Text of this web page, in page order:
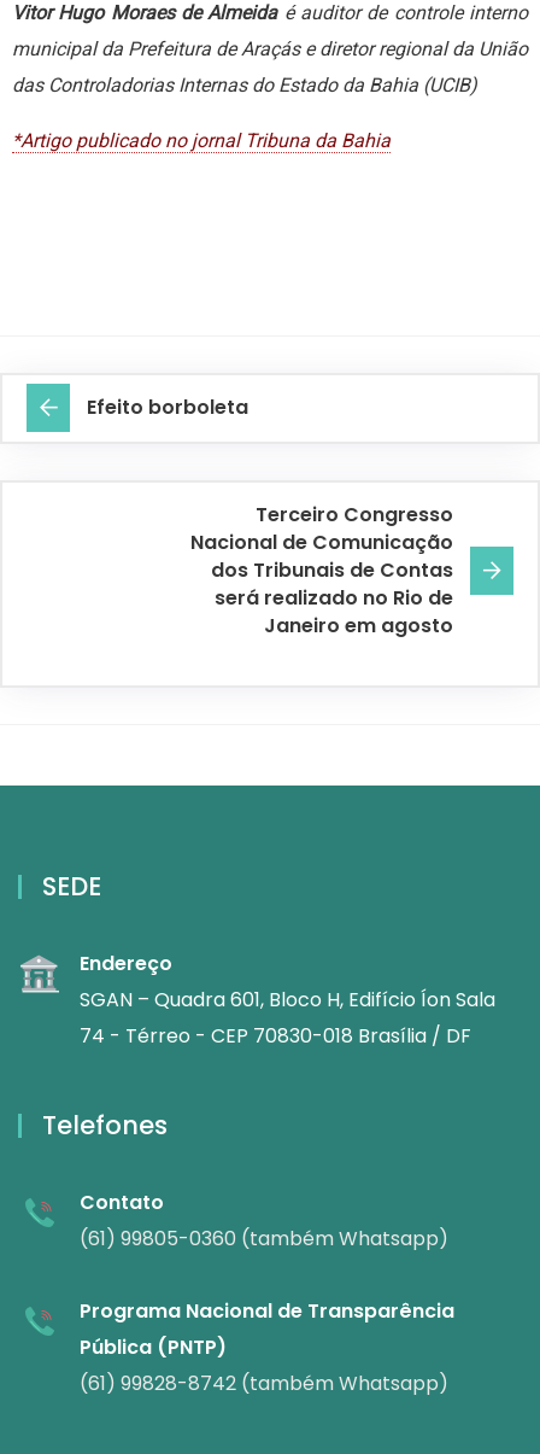
Vitor Hugo Moraes de Almeidaé auditor de controle interno
municipal da Prefeitura de Araçás e diretor regional da União
das Controladorias Internas do Estado da Bahia (UCIB)
*Artigo publicado no jornal Tribuna da Bahia
Efeito borboleta
Terceiro Congresso
Nacional de Comunicação
dos Tribunais de Contas
será realizado no Rio de
Janeiro em agosto
SEDE
Endereço
SGAN – Quadra 601, Bloco H, Edifício Íon Sala
74 - Térreo - CEP 70830-018 Brasília / DF
Telefones
Contato
(61) 99805-0360 (também Whatsapp)
Programa Nacional de Transparência
Pública (PNTP)
(61) 99828-8742 (também Whatsapp)